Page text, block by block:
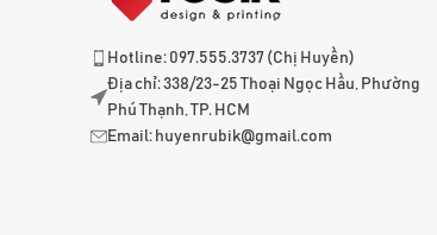
Hotline: 097.555.3737 (Chị Huyền)
Địa chỉ: 338/23-25 Thoại Ngọc Hầu, Phường
Phú Thạnh, TP. HCM
Email: huyenrubik@gmail.com